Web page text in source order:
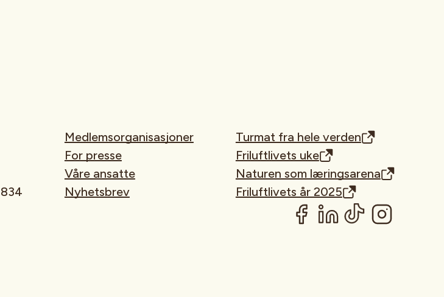
Medlemsorganisasjoner
For presse
Våre ansatte
Nyhetsbrev
Turmat fra hele verden
Friluftlivets uke
Naturen som læringsarena
Friluftlivets år 2025